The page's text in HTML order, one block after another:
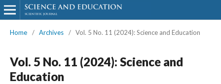
Home / Archives / Vol. 5 No. 11 (2024): Science and Education
Vol. 5 No. 11 (2024): Science and
Education